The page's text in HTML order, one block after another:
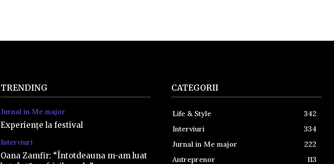
TRENDING
Jurnal in Me major
Experiențe la festival
Interviuri
Oana Zamfir: “Întotdeauna m-am luat
CATEGORII
Life & Style
342
Interviuri
334
Jurnal in Me major
222
Antreprenor
113